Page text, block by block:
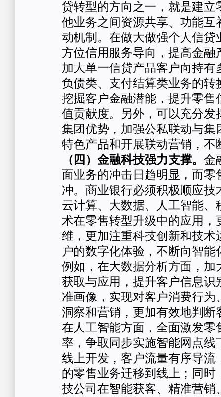
贷转型的方向之一，就是建立
他业务之间资源共享、功能互
动机制。在做大做强个人信贷
方位信用服务导向，提高金融
加大单一信贷产品客户向持有
负债类、支付结算类业务的转
挖掘客户金融潜能，提升零售
值贡献度。另外，可以充分发
集团优势，加强公私联动与集
特色产品和开展联动营销，不
（四）金融科技强力支撑。 金
面业务的冲击日趋明显，而零
冲。商业银行必须积极顺应技
云计算、大数据、人工智能、
术在零售转型升级中的应用，
维，更加注重科技创新和技术
户的数字化体验，不断向智能
例如，在大数据分析方面，加
获取与应用，提升客户信息识
准画像，实现对客户消费行为
洞察和营销，更加有效地判断
在人工智能方面，全面激发零
率，争取同步实施智能网点线
线上开发，客户流量有序导流
的零售业务迁移到线上；同时
技公司在智能获客、精准营销